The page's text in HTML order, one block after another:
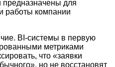
для
работы компании
BI-системы в первую
метриками
что «заявки
но не восстановят